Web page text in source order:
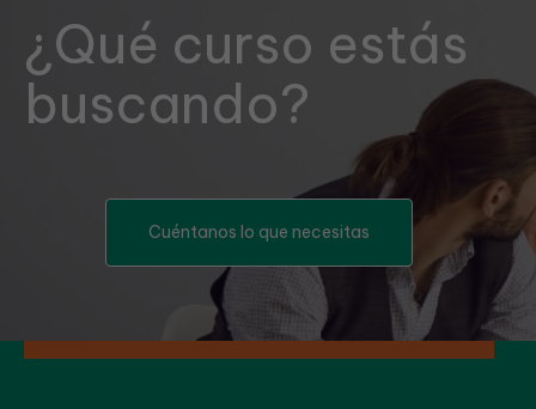
¿Qué curso estás
buscando?
Cuéntanos lo que necesitas